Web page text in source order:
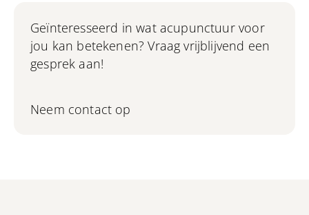
Geïnteresseerd in wat acupunctuur voor
jou kan betekenen? Vraag vrijblijvend een
gesprek aan!
Neem contact op